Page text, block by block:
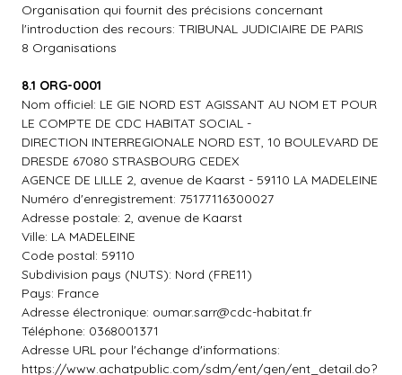
Organisation qui fournit des précisions concernant
l'introduction des recours: TRIBUNAL JUDICIAIRE DE PARIS
8 Organisations
8.1 ORG-0001
Nom officiel: LE GIE NORD EST AGISSANT AU NOM ET POUR
LE COMPTE DE CDC HABITAT SOCIAL -
DIRECTION INTERREGIONALE NORD EST, 10 BOULEVARD DE
DRESDE 67080 STRASBOURG CEDEX
AGENCE DE LILLE 2, avenue de Kaarst - 59110 LA MADELEINE
Numéro d'enregistrement: 75177116300027
Adresse postale: 2, avenue de Kaarst
Ville: LA MADELEINE
Code postal: 59110
Subdivision pays (NUTS): Nord (FRE11)
Pays: France
Adresse électronique: oumar.sarr@cdc-habitat.fr
Téléphone: 0368001371
Adresse URL pour l'échange d'informations:
https://www.achatpublic.com/sdm/ent/gen/ent_detail.do?